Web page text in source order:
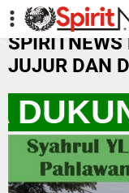
-->
SPIRITNEWS
JUJUR DAN